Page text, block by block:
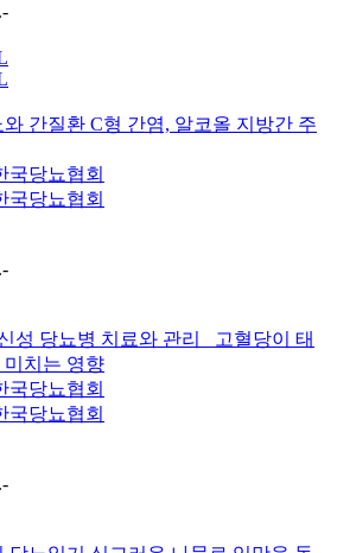
간질환 C형 간염, 알코올 지방간 주
국당뇨협회
국당뇨협회
성 당뇨병 치료와 관리 _고혈당이 태
미치는 영향
국당뇨협회
국당뇨협회